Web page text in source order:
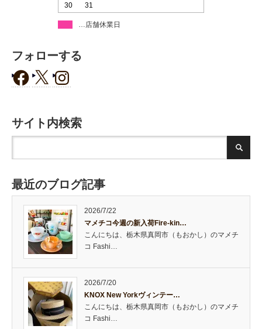
30
31
…店舗休業日
フォローする
サイト内検索
最近のブログ記事
2026/7/22
マメチコ今週の新入荷Fire-kin…
こんにちは、栃木県真岡市（もおかし）のマメチ
コ Fashi…
2026/7/20
KNOX New Yorkヴィンテー…
こんにちは、栃木県真岡市（もおかし）のマメチ
コ Fashi…